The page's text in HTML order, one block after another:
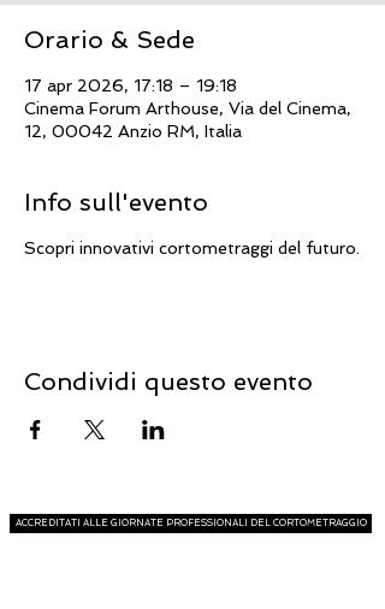
Orario & Sede
17 apr 2026, 17:18 – 19:18
Cinema Forum Arthouse, Via del Cinema,
12, 00042 Anzio RM, Italia
Info sull'evento
Scopri innovativi cortometraggi del futuro.
Condividi questo evento
ACCREDITATI ALLE GIORNATE PROFESSIONALI DEL CORTOMETRAGGIO